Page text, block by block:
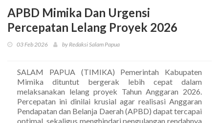
APBD Mimika Dan Urgensi
Percepatan Lelang Proyek 2026
03 Feb 2026 by Redaksi Salam Papua
SALAM PAPUA (TIMIKA) Pemerintah Kabupaten
Mimika dituntut bergerak lebih cepat dalam
melaksanakan lelang proyek Tahun Anggaran 2026.
Percepatan ini dinilai krusial agar realisasi Anggaran
Pendapatan dan Belanja Daerah (APBD) dapat tercapai
optimal, sekaligus menghindari pengulangan rendahnya